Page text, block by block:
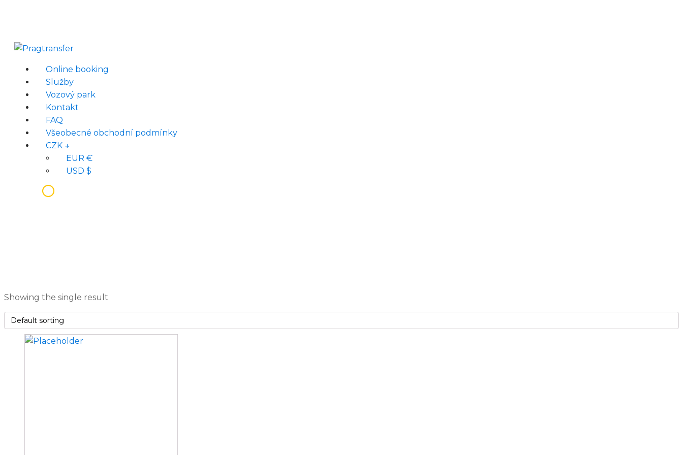
Online booking
Služby
Vozový park
Kontakt
FAQ
Všeobecné obchodní podmínky
CZK ↓
EUR €
USD $
Showing the single result